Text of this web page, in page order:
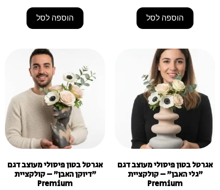
הוספה לסל הוספה לסל
אגרטל בטון פיסולי מעוצב דגם
"גלי האבן" – קולקציית
Premium
אגרטל בטון פיסולי מעוצב דגם
"דיוקן האבן" – קולקציית
Premium